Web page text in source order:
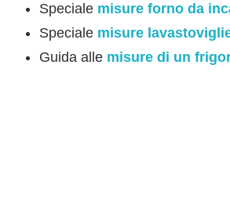
Speciale misure forno da
Speciale misure
Guida alle misure di un